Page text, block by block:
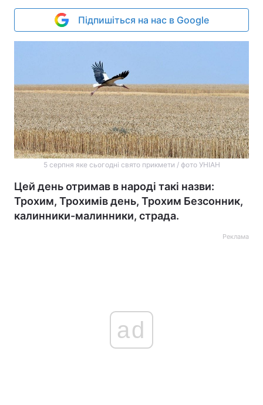
Підпишіться на нас в Google
5 серпня яке сьогодні свято прикмети / фото УНІАН
Цей день отримав в народі такі назви:
Трохим, Трохимів день, Трохим Безсонник,
калинники-малинники, страда.
Реклама
ad